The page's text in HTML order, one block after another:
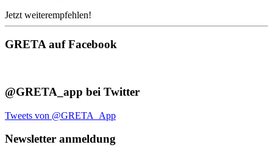
Jetzt weiterempfehlen!
GRETA auf Facebook
@GRETA_app bei Twitter
Tweets von @GRETA_App
Newsletter anmeldung